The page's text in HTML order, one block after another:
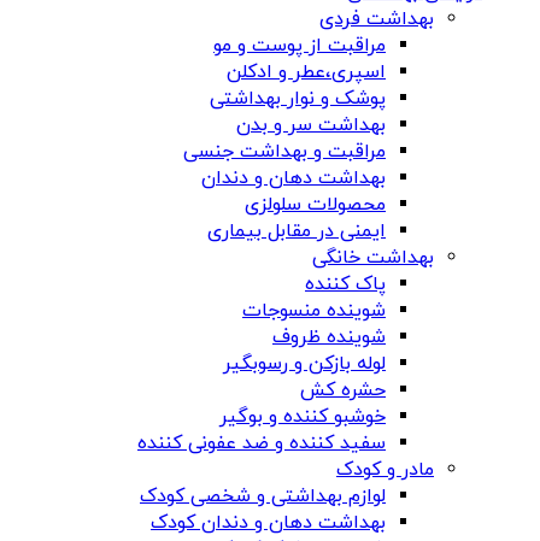
بهداشت فردی
مراقبت از پوست و مو
اسپری،عطر و ادکلن
پوشک و نوار بهداشتی
بهداشت سر و بدن
مراقبت و بهداشت جنسی
بهداشت دهان و دندان
محصولات سلولزی
ایمنی در مقابل بیماری
بهداشت خانگی
پاک کننده
شوینده منسوجات
شوینده ظروف
لوله بازکن و رسوبگیر
حشره کش
خوشبو کننده و بوگیر
سفید کننده و ضد عفونی کننده
مادر و کودک
لوازم بهداشتی و شخصی کودک
بهداشت دهان و دندان کودک